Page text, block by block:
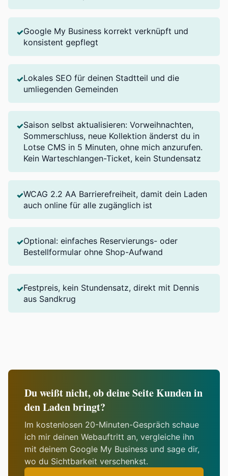
✓Google My Business korrekt verknüpft und
konsistent gepflegt
✓Lokales SEO für deinen Stadtteil und die
umliegenden Gemeinden
✓Saison selbst aktualisieren: Vorweihnachten,
Sommerschluss, neue Kollektion änderst du in
Lotse CMS in 5 Minuten, ohne mich anzurufen.
Kein Warteschlangen-Ticket, kein Stundensatz
✓WCAG 2.2 AA Barrierefreiheit, damit dein Laden
auch online für alle zugänglich ist
✓Optional: einfaches Reservierungs- oder
Bestellformular ohne Shop-Aufwand
✓Festpreis, kein Stundensatz, direkt mit Dennis
aus Sandkrug
Du weißt nicht, ob deine Seite Kunden in
den Laden bringt?
Im kostenlosen 20-Minuten-Gespräch schaue
ich mir deinen Webauftritt an, vergleiche ihn
mit deinem Google My Business und sage dir,
wo du Sichtbarkeit verschenkst.